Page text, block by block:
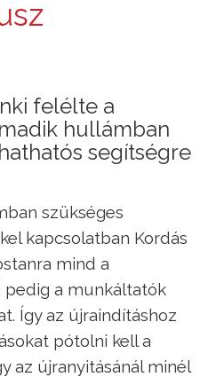
felélte a
hullámban
segítségre
szükséges
kapcsolatban Kordás
mind a
a munkáltatók
Így az újraindításhoz
pótolni kell a
az újranyitásánál minél